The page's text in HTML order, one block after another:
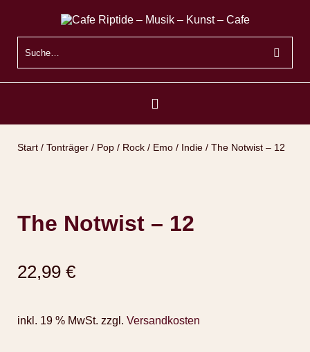
Start / Tonträger / Pop / Rock / Emo / Indie / The Notwist – 12
The Notwist – 12
22,99 €
inkl. 19 % MwSt. zzgl. Versandkosten